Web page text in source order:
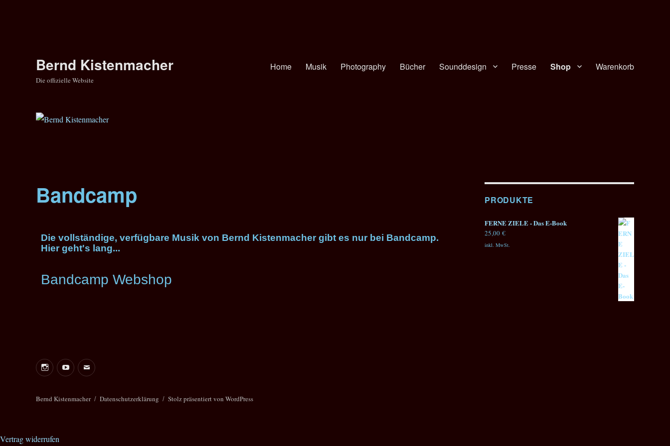
Bernd Kistenmacher
Die offizielle Website
Home Musik Photography Bücher Sounddesign Presse Shop Warenkorb
Bandcamp
Die vollständige, verfügbare Musik von Bernd Kistenmacher gibt es nur bei Bandcamp.
Hier geht's lang...
Bandcamp Webshop
PRODUKTE
FERNE ZIELE - Das E-Book
25,00 €
inkl. MwSt.
Bernd Kistenmacher Datenschutzerklärung Stolz präsentiert von WordPress
Vertrag widerrufen